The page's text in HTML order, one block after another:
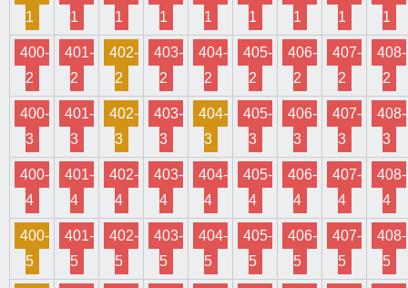
1
1
1
1
1
1
1
1
1
400-
2
401-
2
402-
2
403-
2
404-
2
405-
2
406-
2
407-
2
408-
2
400-
3
401-
3
402-
3
403-
3
404-
3
405-
3
406-
3
407-
3
408-
3
400-
4
401-
4
402-
4
403-
4
404-
4
405-
4
406-
4
407-
4
408-
4
400-
5
401-
5
402-
5
403-
5
404-
5
405-
5
406-
5
407-
5
408-
5